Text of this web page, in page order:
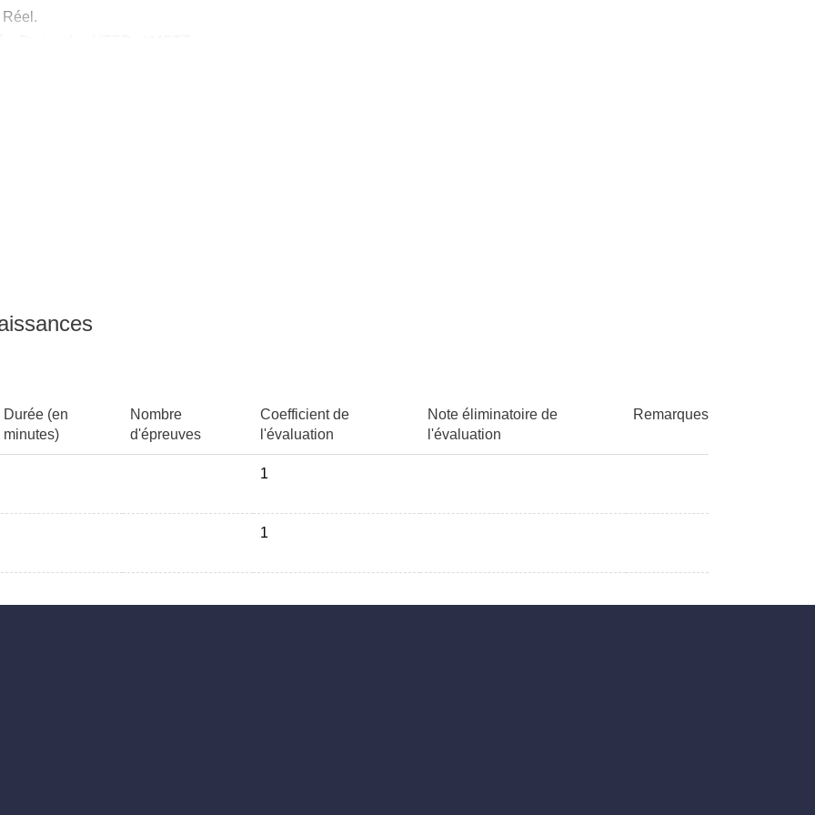
rapide sur carte Rapsberry
distance par MQTT.
Durée (en
minutes)
Nombre
d'épreuves
Coefficient de
l'évaluation
Note éliminatoire de
l'évaluation
Remarques
1
1